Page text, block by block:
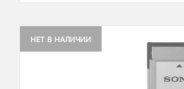
НЕТ В НАЛИЧИИ